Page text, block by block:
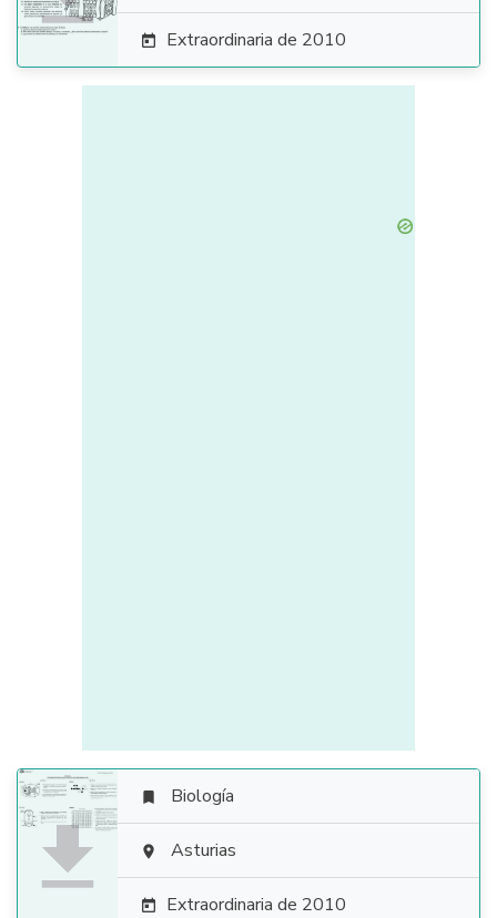
 Extraordinaria de 2010

 Biología
 Asturias
 Extraordinaria de 2010